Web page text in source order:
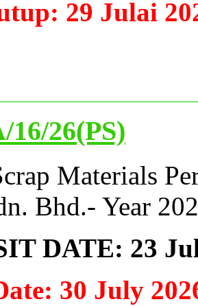
29 Julai
26(PS)
Materials
Bhd.- Year
DATE: 23
30 July